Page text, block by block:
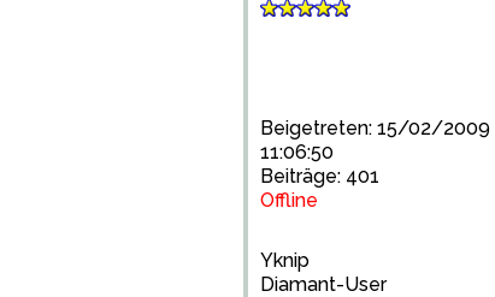
Beigetreten: 15/02/2009
11:06:50
Beiträge: 401
Offline
Yknip
Diamant-User